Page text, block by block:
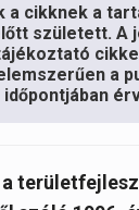
a cikknek a
született. A
a